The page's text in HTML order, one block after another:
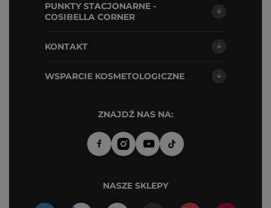
PUNKTY STACJONARNE -
COSIBELLA CORNER
KONTAKT
WSPARCIE KOSMETOLOGICZNE
ZNAJDŹ NAS NA:
NASZE SKLEPY